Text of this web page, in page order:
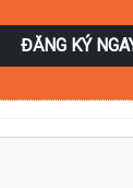
ĐĂNG KÝ